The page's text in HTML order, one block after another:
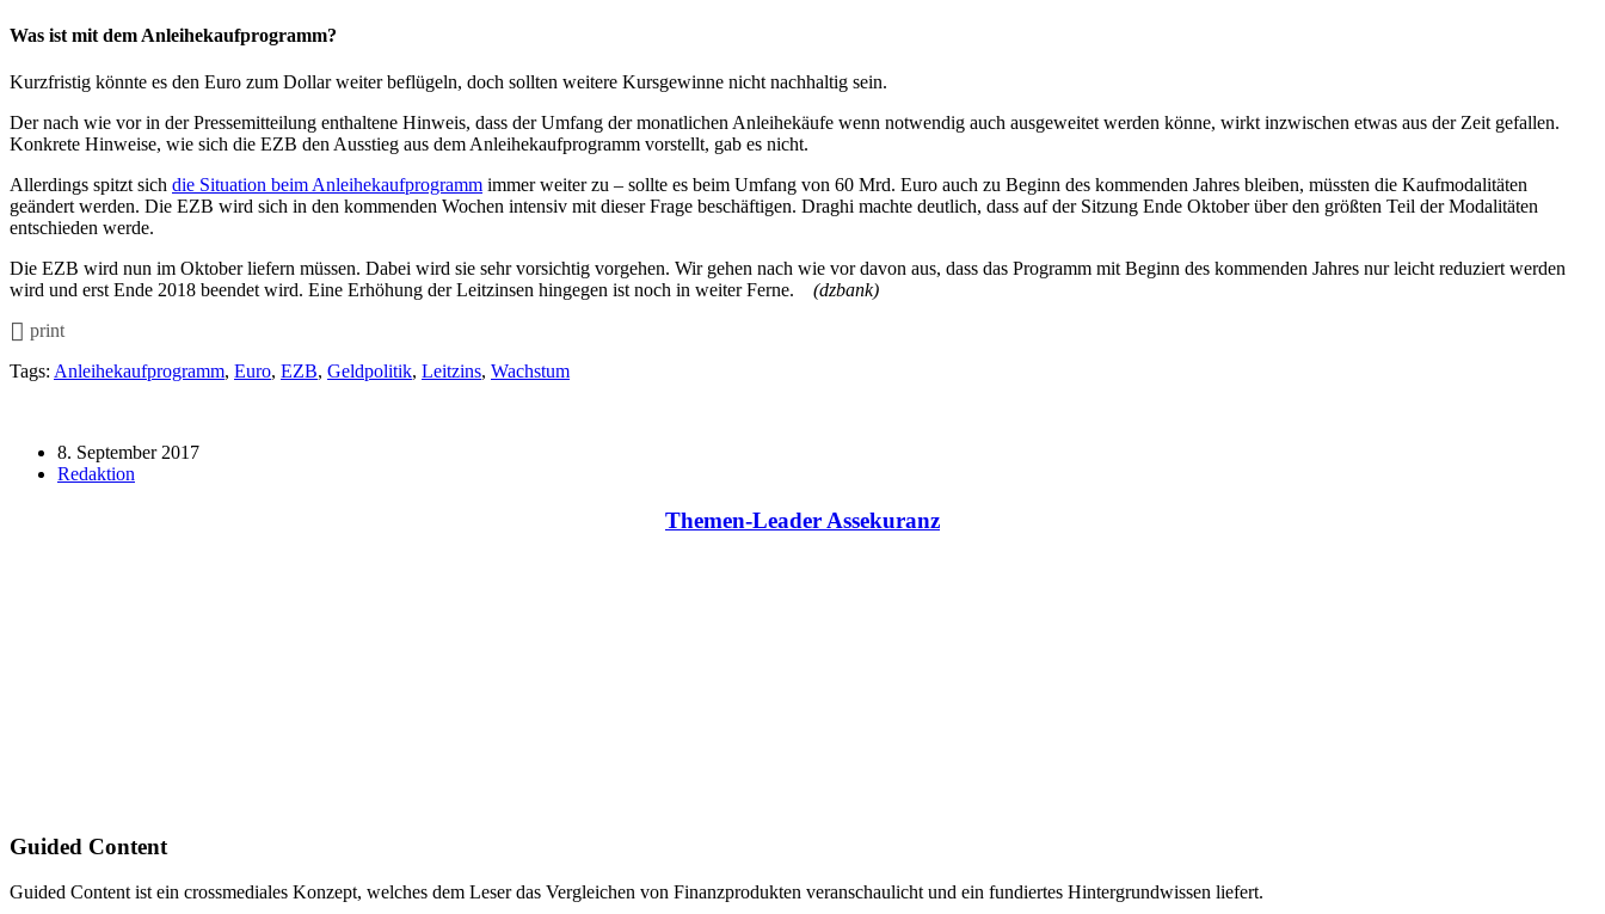
Was ist mit dem Anleihekaufprogramm?
Kurzfristig könnte es den Euro zum Dollar weiter beflügeln, doch sollten weitere Kursgewinne nicht nachhaltig sein.
Der nach wie vor in der Pressemitteilung enthaltene Hinweis, dass der Umfang der monatlichen Anleihekäufe wenn notwendig auch ausgeweitet werden könne, wirkt inzwischen etwas aus der Zeit gefallen.
Konkrete Hinweise, wie sich die EZB den Ausstieg aus dem Anleihekaufprogramm vorstellt, gab es nicht.
Allerdings spitzt sich die Situation beim Anleihekaufprogramm immer weiter zu – sollte es beim Umfang von 60 Mrd. Euro auch zu Beginn des kommenden Jahres bleiben, müssten die Kaufmodalitäten
geändert werden. Die EZB wird sich in den kommenden Wochen intensiv mit dieser Frage beschäftigen. Draghi machte deutlich, dass auf der Sitzung Ende Oktober über den größten Teil der Modalitäten
entschieden werde.
Die EZB wird nun im Oktober liefern müssen. Dabei wird sie sehr vorsichtig vorgehen. Wir gehen nach wie vor davon aus, dass das Programm mit Beginn des kommenden Jahres nur leicht reduziert werden
wird und erst Ende 2018 beendet wird. Eine Erhöhung der Leitzinsen hingegen ist noch in weiter Ferne.
(dzbank)
print
Tags: Anleihekaufprogramm, Euro, EZB, Geldpolitik, Leitzins, Wachstum
8. September 2017
Redaktion
Themen-Leader Assekuranz
Guided Content
Guided Content ist ein crossmediales Konzept, welches dem Leser das Vergleichen von Finanzprodukten veranschaulicht und ein fundiertes Hintergrundwissen liefert.